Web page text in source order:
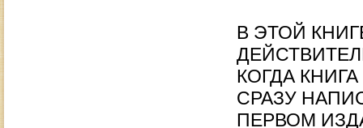
В ЭТОЙ
КОГДА
СРАЗУ
ПЕРВОМ